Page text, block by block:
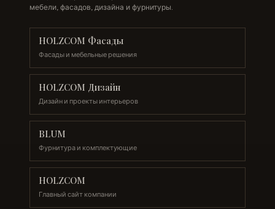
мебели, фасадов, дизайна и фурнитуры.
HOLZCOM Фасады
Фасады и мебельные решения
HOLZCOM Дизайн
Дизайн и проекты интерьеров
BLUM
Фурнитура и комплектующие
HOLZCOM
Главный сайт компании